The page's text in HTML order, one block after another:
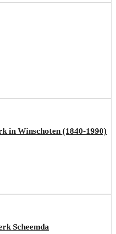
in Winschoten (1840-1990)
Scheemda